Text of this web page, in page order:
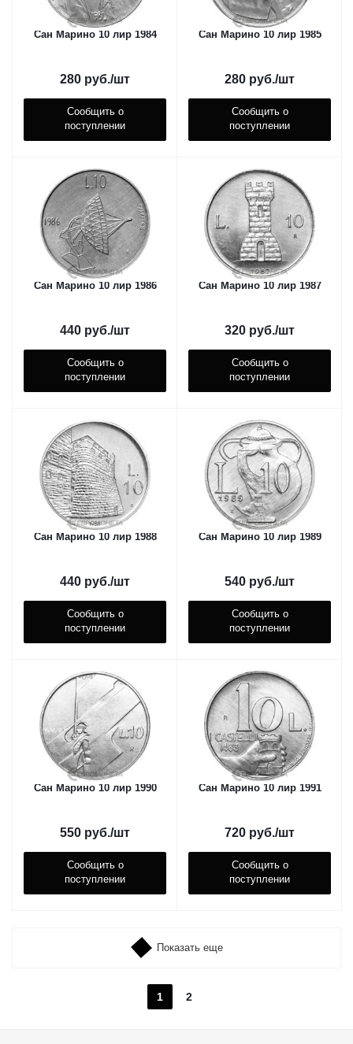
Сан Марино 10 лир 1984
280 руб./шт
Сообщить о
поступлении
Сан Марино 10 лир 1985
280 руб./шт
Сообщить о
поступлении
Сан Марино 10 лир 1986
440 руб./шт
Сообщить о
поступлении
Сан Марино 10 лир 1987
320 руб./шт
Сообщить о
поступлении
Сан Марино 10 лир 1988
440 руб./шт
Сообщить о
поступлении
Сан Марино 10 лир 1989
540 руб./шт
Сообщить о
поступлении
Сан Марино 10 лир 1990
550 руб./шт
Сообщить о
поступлении
Сан Марино 10 лир 1991
720 руб./шт
Сообщить о
поступлении
Показать еще
1 2